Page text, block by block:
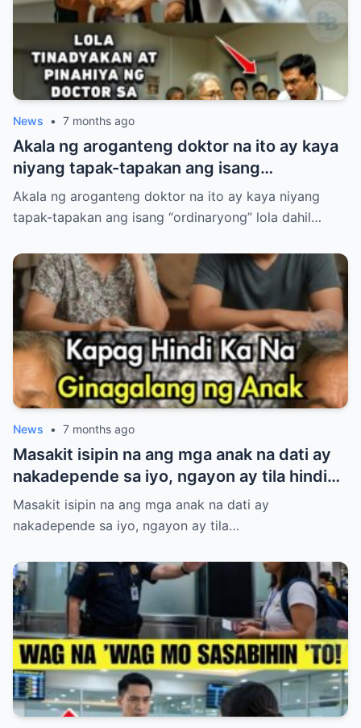
News • 7 months ago
Akala ng aroganteng doktor na ito ay kaya
niyang tapak-tapakan ang isang
“ordinaryong” lola dahil lang sa luma nitong
anyo.
Akala ng aroganteng doktor na ito ay kaya niyang
tapak-tapakan ang isang “ordinaryong” lola dahil…
News • 7 months ago
Masakit isipin na ang mga anak na dati ay
nakadepende sa iyo, ngayon ay tila hindi
na nakikinig at wala nang respeto. Binuhos
mo ang lahat—oras, pagod, at pagmamahal
mundo. Kung nararamdaman mong
binabaliwala ka na lang nila, huwag kang
magalit o sumigaw. May mas matalinong
paraan para muling makuha ang kanilang
paggalang nang hindi namimilit. Alamin ang
anim na hakbang na magtuturo sa iyo kung
paano itatayo ang iyong dignidad at halaga
bilang magulang.
Masakit isipin na ang mga anak na dati ay
nakadepende sa iyo, ngayon ay tila…